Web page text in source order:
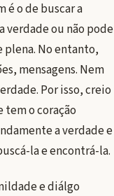
é o de buscar a
verdade ou não pode
plena. No entanto,
mensagens. Nem
Por isso, creio
o coração
a verdade e
la e encontrá-la.
e diálgo